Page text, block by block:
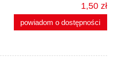
1,50 zł
powiadom o dostępności